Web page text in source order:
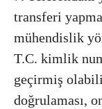
transferi
mühendislik
T.C. kimlik
geçirmiş
doğrulaması,